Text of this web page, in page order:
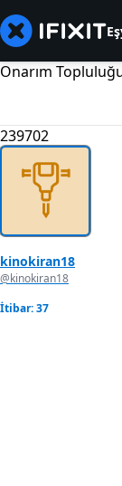
Onarım
239702
kinokiran18
@kinokiran18
İtibar: 37